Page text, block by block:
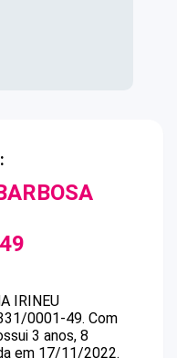
IRINEU
0001-49. Com
3 anos, 8
em 17/11/2022.